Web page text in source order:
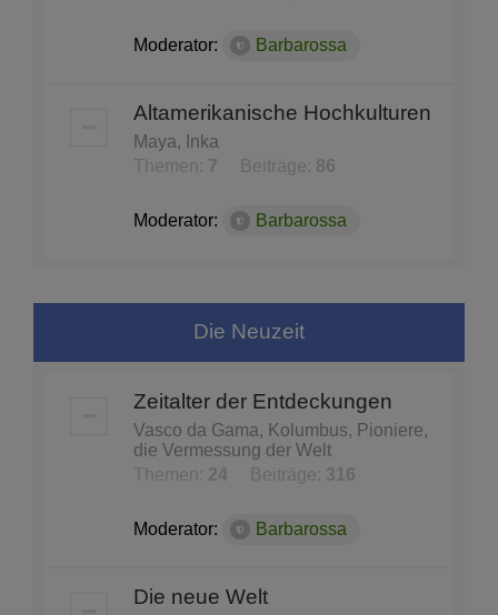
Moderator: Barbarossa
Altamerikanische Hochkulturen
Maya, Inka
Themen: 7 Beiträge: 86
Moderator: Barbarossa
Die Neuzeit
Zeitalter der Entdeckungen
Vasco da Gama, Kolumbus, Pioniere,
die Vermessung der Welt
Themen: 24 Beiträge: 316
Moderator: Barbarossa
Die neue Welt